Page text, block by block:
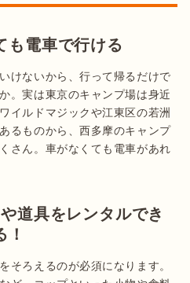
も電車で行ける
けないから、行って帰るだけで
。実は東京のキャンプ場は身近
イルドマジックや江東区の若洲
るものから、西多摩のキャンプ
さん。車がなくても電車があれ
道具をレンタルでき
そろえるのが必須になります。